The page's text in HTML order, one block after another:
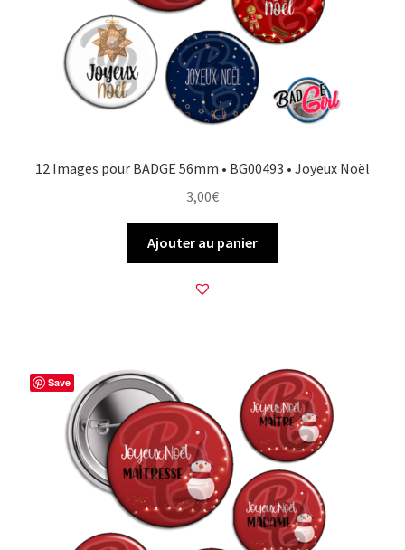
12 Images pour BADGE 56mm • BG00493 • Joyeux Noël
3,00€
Ajouter au panier
Save